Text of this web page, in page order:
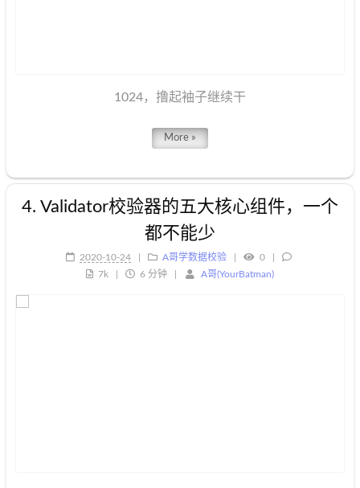
1024，撸起袖子继续干
More »
4. Validator校验器的五大核心组件，一个
都不能少
2020-10-24 A哥学数据校验
0
7k
6 分钟 A哥(YourBatman)